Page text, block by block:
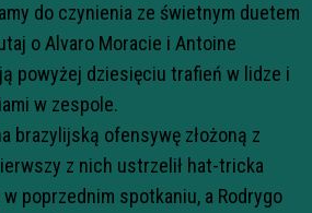
do czynienia ze świetnym duetem
o Alvaro Moracie i Antoine
powyżej dziesięciu trafień w lidze i
w zespole.
brazylijską ofensywę złożoną z
z nich ustrzelił hat-tricka
poprzednim spotkaniu, a Rodrygo